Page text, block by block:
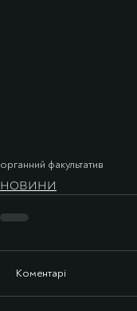
органний факультатив
НОВИНИ
Коментарі